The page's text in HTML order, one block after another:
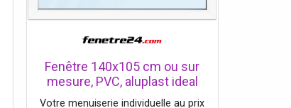
Fenêtre 140x105 cm ou sur
mesure, PVC, aluplast ideal
4000, blanc, 1400x1050 mm,
Votre menuiserie individuelle au prix